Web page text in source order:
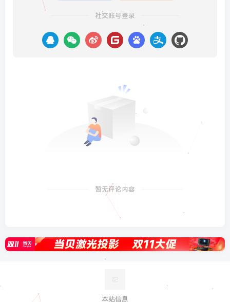
社交账号登录
暂无评论内容
本站信息